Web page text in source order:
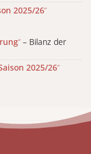
2025/26“
“ – Bilanz der
2025/26“